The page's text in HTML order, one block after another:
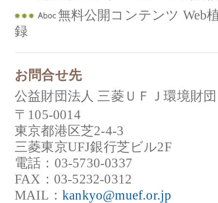
無料公開コンテンツ Web
録
お問合せ先
公益財団法人 三菱ＵＦＪ環境財
〒105-0014
東京都港区芝2-4-3
三菱東京UFJ銀行芝ビル2F
電話：03-5730-0337
FAX：03-5232-0312
MAIL： kankyo@muef.or.jp